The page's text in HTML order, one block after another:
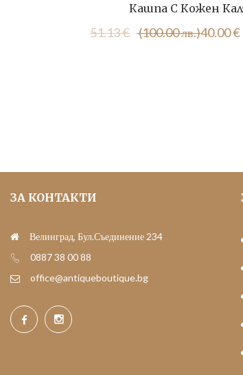
Кашпа С Кожен
51.13€ (100.00 лв.)Original
40.00€
Текущата
ЗА КОНТАКТИ
Велинград, Бул.Съединение 234
0887 38 00 88
office@antiqueboutique.bg